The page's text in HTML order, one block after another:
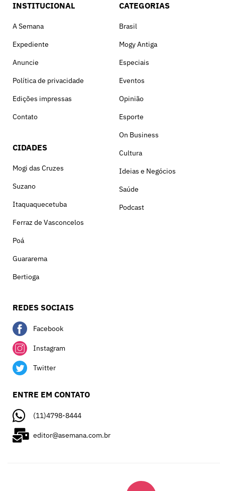
INSTITUCIONAL
A Semana
Expediente
Anuncie
Política de privacidade
Edições impressas
Contato
CIDADES
Mogi das Cruzes
Suzano
Itaquaquecetuba
Ferraz de Vasconcelos
Poá
Guararema
Bertioga
CATEGORIAS
Brasil
Mogy Antiga
Especiais
Eventos
Opinião
Esporte
On Business
Cultura
Ideias e Negócios
Saúde
Podcast
REDES SOCIAIS
Facebook
Instagram
Twitter
ENTRE EM CONTATO
(11)4798-8444
editor@asemana.com.br